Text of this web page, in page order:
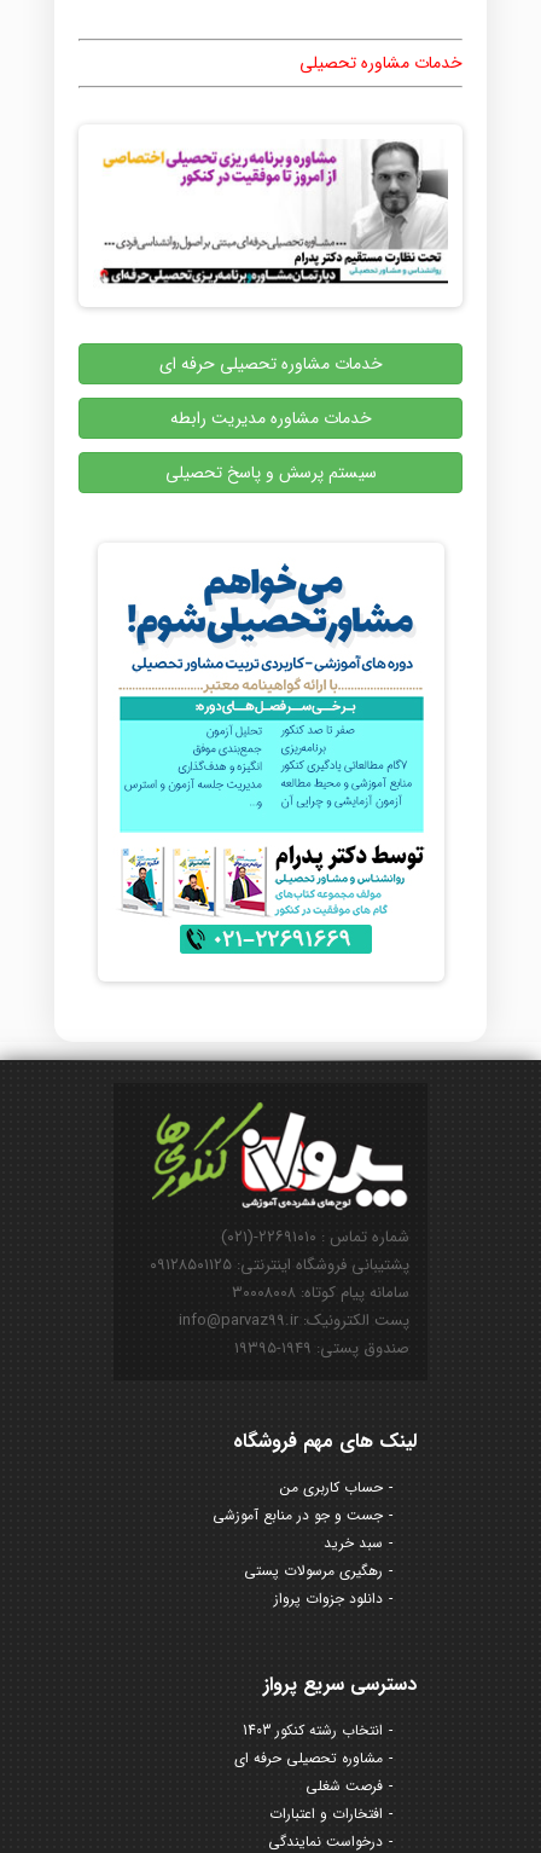
خدمات مشاوره تحصیلی
خدمات مشاوره تحصیلی حرفه ای
خدمات مشاوره مدیریت رابطه
سیستم پرسش و پاسخ تحصیلی
شماره تماس : ۲۲۶۹۱۰۱۰-(۰۲۱)
پشتیبانی فروشگاه اینترنتی: ۰۹۱۲۸۵۰۱۱۲۵
سامانه پیام کوتاه: ۳۰۰۰۸۰۰۸
پست الکترونیک: info@parvaz99.ir
صندوق پستی: ۱۹۴۹-۱۹۳۹۵
لینک های مهم فروشگاه
حساب کاربری من
جست و جو در منابع آموزشی
سبد خرید
رهگیری مرسولات پستی
دانلود جزوات پرواز
دسترسی سریع پرواز
انتخاب رشته کنکور 1403
مشاوره تحصیلی حرفه ای
فرصت شغلی
افتخارات و اعتبارات
درخواست نمایندگی